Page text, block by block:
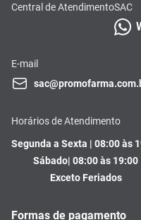
Central de AtendimentoSAC
E-mail
Horários de Atendimento
Segunda a Sexta | 08:00 às
Sábado| 08:00 às 19:00
Exceto Feriados
Formas de pagamento